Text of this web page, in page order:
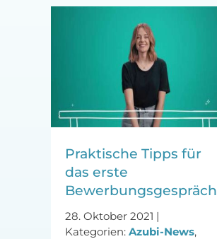
Praktische Tipps für
das erste
Bewerbungsgespräch
28. Oktober 2021 |
Kategorien: Azubi-News,